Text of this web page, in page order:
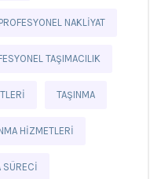
PROFESYONEL NAKLIYAT
TAŞIMACILIK
TAŞINMA
HIZMETLERI
SÜRECI